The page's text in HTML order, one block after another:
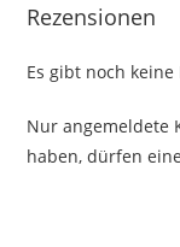
Rezensionen
Es gibt noch keine
Nur angemeldete
haben, dürfen